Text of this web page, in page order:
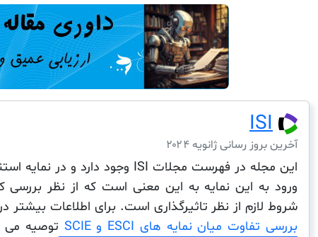
ISI
آخرین بروز رسانی ژانویه ۲۰۲۴
این مجله در فهرست مجلات ISI وجود دارد و در نمایه استنادی
ورود به این نمایه به این معنی است که از نظر بررسی
شروط لازم از نظر تاثیرگذاری است. برای اطلاعات
بررسی تفاوت میان نمایه های ESCI و SCIE
توصیه